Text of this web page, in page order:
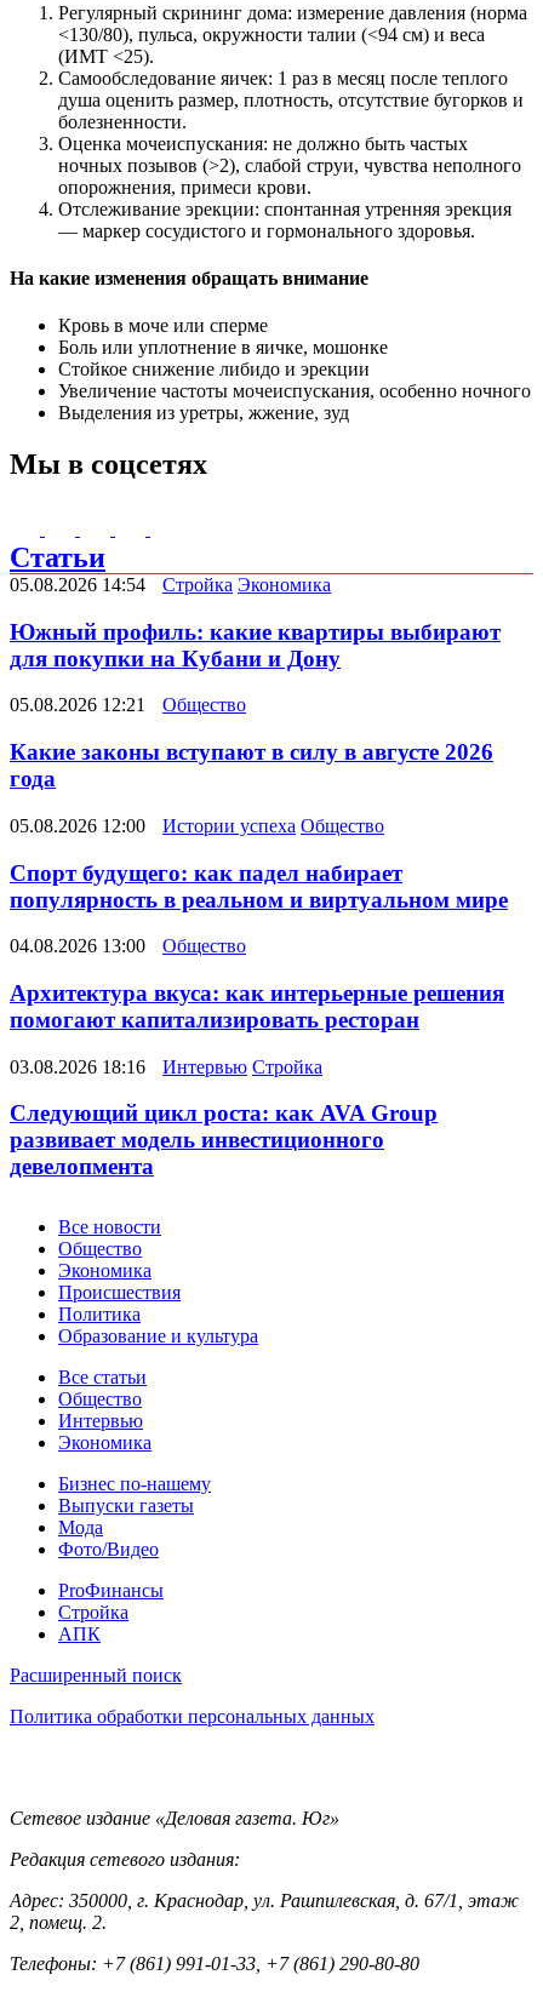
Регулярный скрининг дома: измерение давления (норма
<130/80), пульса, окружности талии (<94 см) и веса
(ИМТ <25).
Самообследование яичек: 1 раз в месяц после теплого
душа оценить размер, плотность, отсутствие бугорков и
болезненности.
Оценка мочеиспускания: не должно быть частых
ночных позывов (>2), слабой струи, чувства неполного
опорожнения, примеси крови.
Отслеживание эрекции: спонтанная утренняя эрекция
— маркер сосудистого и гормонального здоровья.
На какие изменения обращать внимание
Кровь в моче или сперме
Боль или уплотнение в яичке, мошонке
Стойкое снижение либидо и эрекции
Увеличение частоты мочеиспускания, особенно ночного
Выделения из уретры, жжение, зуд
Мы в соцсетях
Статьи
05.08.2026 14:54 Стройка Экономика
Южный профиль: какие квартиры выбирают
для покупки на Кубани и Дону
05.08.2026 12:21 Общество
Какие законы вступают в силу в августе 2026
года
05.08.2026 12:00 Истории успеха Общество
Спорт будущего: как падел набирает
популярность в реальном и виртуальном мире
04.08.2026 13:00 Общество
Архитектура вкуса: как интерьерные решения
помогают капитализировать ресторан
03.08.2026 18:16 Интервью Стройка
Следующий цикл роста: как AVA Group
развивает модель инвестиционного
девелопмента
Новости
Все новости
Общество
Экономика
Происшествия
Политика
Образование и культура
Статьи
Все статьи
Общество
Интервью
Экономика
Разное
Бизнес по-нашему
Выпуски газеты
Мода
Фото/Видео
Pro
ProФинансы
Стройка
АПК
Информация
Расширенный поиск
Политика обработки персональных данных
Контакты
Сетевое издание «Деловая газета. Юг»
Редакция сетевого издания:
Адрес: 350000, г. Краснодар, ул. Рашпилевская, д. 67/1, этаж
2, помещ. 2.
Телефоны: +7 (861) 991-01-33, +7 (861) 290-80-80